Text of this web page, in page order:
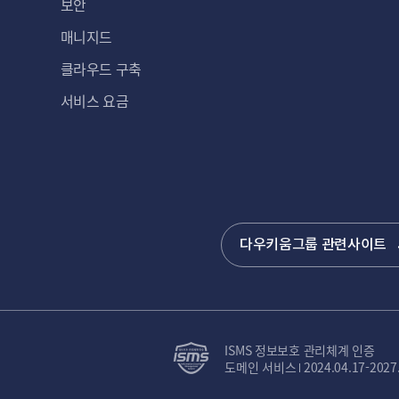
보안
매니지드
클라우드 구축
서비스 요금
다우키움그룹 관련사이트
ISMS 정보보호 관리체계 인증
도메인 서비스 2024.04.17-